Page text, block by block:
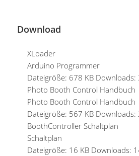
Download
XLoader
Arduino Programmer
Dateigröße: 678 KB Downloads:
Photo Booth Control Handbuch
Photo Booth Control Handbuch
Dateigröße: 567 KB Downloads:
BoothController Schaltplan
Schaltplan
Dateigröße: 16 KB Downloads: